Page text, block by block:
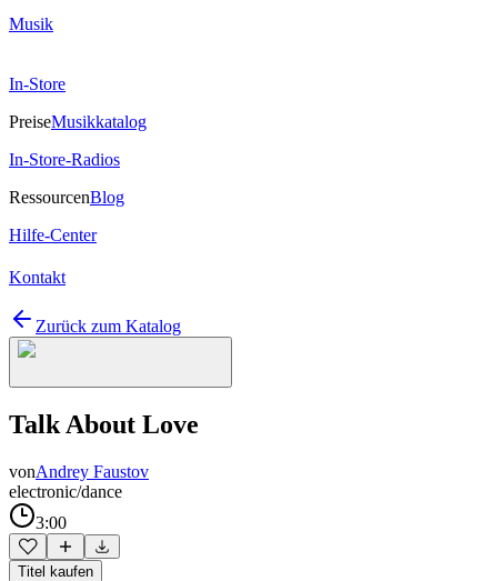
Musik
In-Store
PreiseMusikkatalog
In-Store-Radios
RessourcenBlog
Hilfe-Center
Kontakt
Zurück zum Katalog
Talk About Love
vonAndrey Faustov
electronic/dance
3:00
Titel kaufen